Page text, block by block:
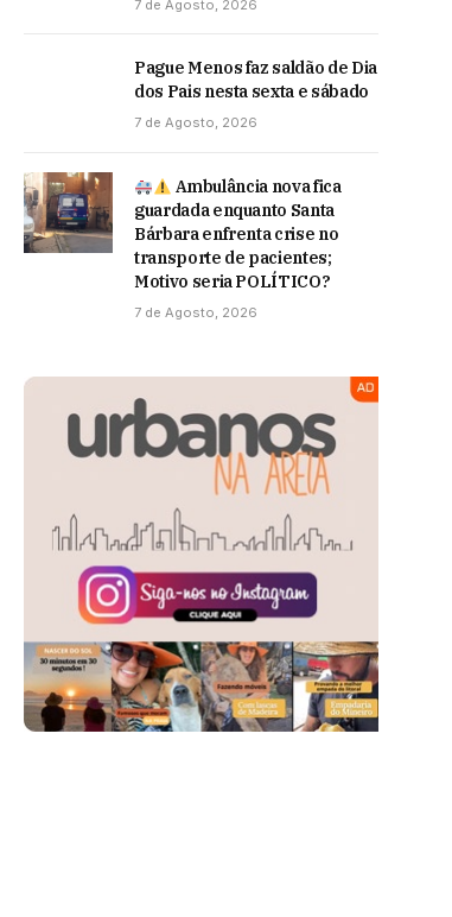
7 de Agosto, 2026
Pague Menos faz saldão de Dia
dos Pais nesta sexta e sábado
7 de Agosto, 2026
Ambulância nova fica
guardada enquanto Santa
Bárbara enfrenta crise no
transporte de pacientes;
Motivo seria POLÍTICO?
7 de Agosto, 2026